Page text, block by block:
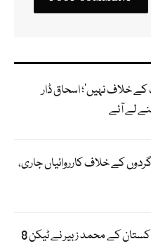
خلاف نہیں’؛ اسحاق ڈار
لے آئے
کے خلاف کارروائیاں جاری،
ای اسپورٹس ورلڈ کپ؛ پاکستان کے محمد زبیر نے ٹیکن 8